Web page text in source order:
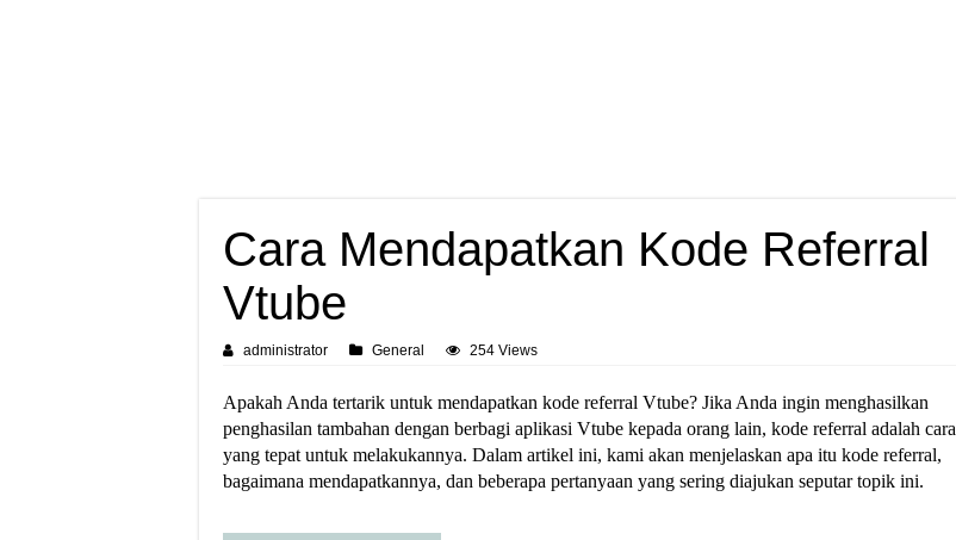
Cara Mendapatkan Kode Referral
Vtube
administrator General 254 Views
Apakah Anda tertarik untuk mendapatkan kode referral Vtube? Jika Anda ingin menghasilkan
penghasilan tambahan dengan berbagi aplikasi Vtube kepada orang lain, kode referral adalah cara
yang tepat untuk melakukannya. Dalam artikel ini, kami akan menjelaskan apa itu kode referral,
bagaimana mendapatkannya, dan beberapa pertanyaan yang sering diajukan seputar topik ini.